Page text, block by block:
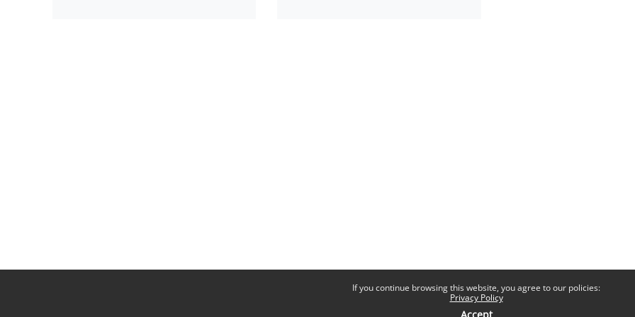
If you continue browsing this website, you agree to our policies:
Privacy Policy